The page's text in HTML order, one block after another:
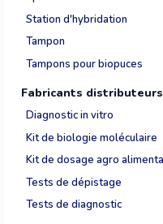
Station d'hybridation
Tampon
Tampons pour biopuces
Fabricants
Diagnostic in vitro
Kit de biologie moléculaire
Kit de dosage agro
Tests de dépistage
Tests de diagnostic